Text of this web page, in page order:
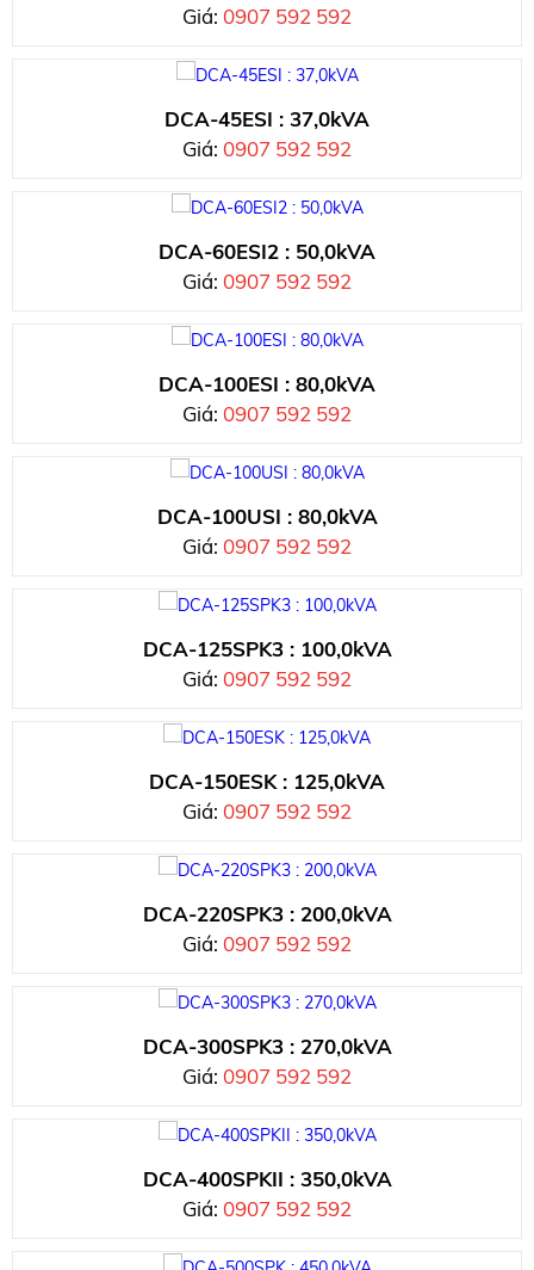
Giá: 0907 592 592
DCA-45ESI : 37,0kVA
Giá: 0907 592 592
DCA-60ESI2 : 50,0kVA
Giá: 0907 592 592
DCA-100ESI : 80,0kVA
Giá: 0907 592 592
DCA-100USI : 80,0kVA
Giá: 0907 592 592
DCA-125SPK3 : 100,0kVA
Giá: 0907 592 592
DCA-150ESK : 125,0kVA
Giá: 0907 592 592
DCA-220SPK3 : 200,0kVA
Giá: 0907 592 592
DCA-300SPK3 : 270,0kVA
Giá: 0907 592 592
DCA-400SPKII : 350,0kVA
Giá: 0907 592 592